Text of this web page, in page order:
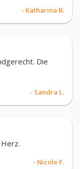
- Katharina B.
Die
- Sandra L.
- Nicole F.